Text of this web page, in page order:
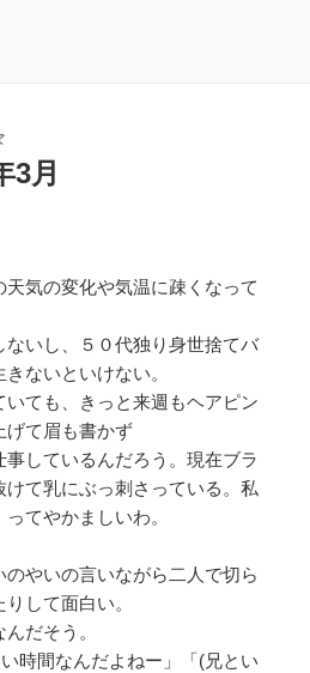
3月
気の変化や気温に疎くなって
いし、５０代独り身世捨てバ
ないといけない。
ても、きっと来週もヘアピン
げて眉も書かず
しているんだろう。現在ブラ
て乳にぶっ刺さっている。私
てやかましいわ。
やいの言いながら二人で切ら
して面白い。
だそう。
時間なんだよねー」「(兄とい